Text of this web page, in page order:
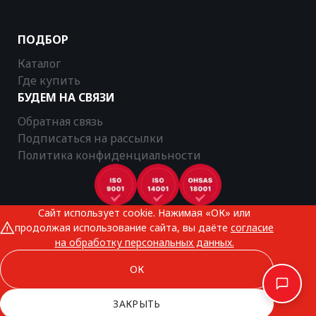
ПОДБОР
Каталог
Где купить
БУДЕМ НА СВЯЗИ
Обратная связь
Подписаться на рассылки
Политика конфиденциальности
CTR © 2025
Все права защищены
Сайт использует cookie. Нажимая «ОК» или
продолжая использование сайта, вы даёте согласие
на обработку персональных данных.
ОК
ЗАКРЫТЬ